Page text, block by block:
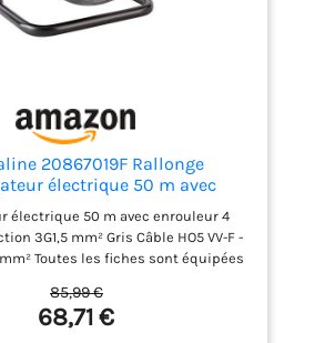
À côté d'un devidoir tuyau
cet enrouleur compact concentre
20867019F Rallonge
électrique 50 m avec
Prises 16 A section 3G1,5 mm²
Gris
électrique 50 m avec enrouleur 4
3G1,5 mm² Gris Câble HO5 VV-F -
Toutes les fiches sont équipées
dans la prise. Puissance enroulée
- Puissanc déroulée : 3200W
85,99 €
68,71 €